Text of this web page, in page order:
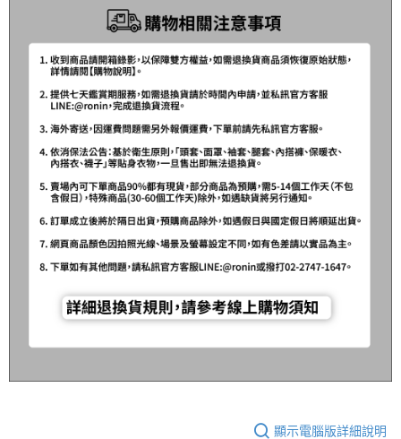
顯示電腦版詳細說明